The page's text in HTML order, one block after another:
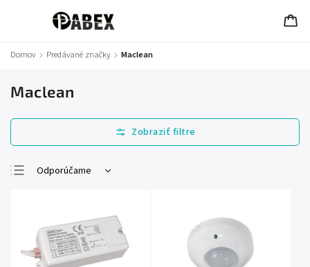
Domov / Predávané značky / Maclean
Maclean
Odporúčame
Najpredávanejšie
Abecedne